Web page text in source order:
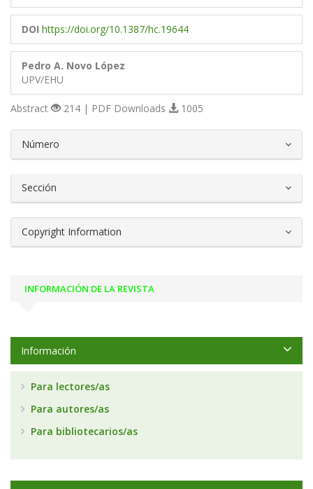
DOI https://doi.org/10.1387/hc.19644
Pedro A. Novo López
UPV/EHU
Abstract 214 | PDF Downloads 1005
Número
Sección
Copyright Information
INFORMACIÓN DE LA REVISTA
Información
Para lectores/as
Para autores/as
Para bibliotecarios/as